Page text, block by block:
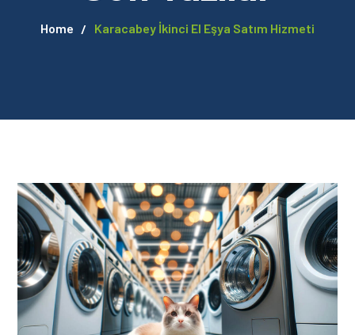
Home Karacabey İkinci El Eşya Satım Hizmeti